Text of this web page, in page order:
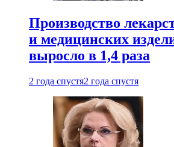
Производство
и медицинских
выросло в 1,4 раза
2 года спустя2 года спустя